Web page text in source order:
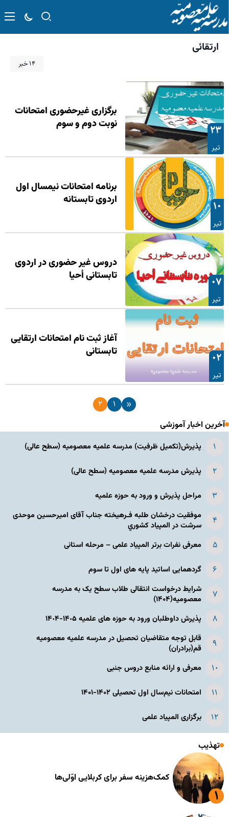
ارتقائی
۱۴ خبر
۲۳
تیر
برگزاری غیرحضوری امتحانات
نوبت دوم و سوم
۱۰
تیر
برنامه امتحانات نیمسال اول
اردوی تابستانه
۰۷
تیر
دروس غیر حضوری در اردوی
تابستانی أحیا
۰۲
تیر
آغاز ثبت نام امتحانات ارتقایی
تابستانی
« ۱ ۲
آخرین اخبار آموزشی
پذیرش(تکمیل ظرفیت) مدرسه علمیه معصومیه‌ (سطح عالی)
پذیرش مدرسه علمیه معصومیه‌ (سطح عالی)
مراحل پذیرش و ورود به حوزه علمیه
موفقیت درخشان طلبه فـرهیخته جناب آقای امیرحسین موحدی
سرشت در المپياد كشوري
معرفی نفرات برتر المپیاد علمی – مرحله استانی
گردهمایی اساتید پایه های اول تا سوم
شرایط درخواست انتقالی طلاب سطح یک به مدرسه
معصومیه(۱۴۰۴)
پذیرش داوطلبان ورود به حوزه های علمیه ١۴٠۵-١۴٠۴
قابل توجه متقاضیان تحصیل در مدرسه علمیه معصومیه
قم(برادران)
معرفی و ارائه منابع دروس جنبی
امتحانات نیم‌سال اول تحصیلی ۱۴۰۲-۱۴۰۱
برگزاری المپیاد علمی
تهذیب
کمک‌هزینه سفر برای کربلایی اوّلی‌ها